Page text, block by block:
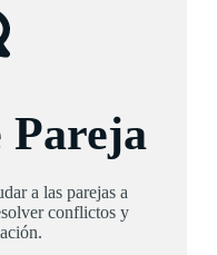
Pareja
a las parejas a
conflictos y